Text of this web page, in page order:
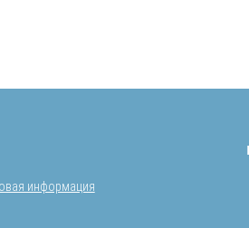
информация